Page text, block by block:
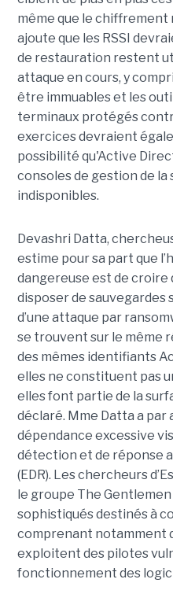
même que le chiffrement
ajoute que les RSSI
de restauration restent
attaque en cours, y
être immuables et les
terminaux protégés
exercices devraient
possibilité qu'Active
consoles de gestion de
indisponibles.
Devashri Datta,
estime pour sa part que
dangereuse est de croire
disposer de
d’une attaque par
se trouvent sur le même
des mêmes identifiants
elles ne constituent pas
elles font partie de la
déclaré. Mme Datta a par
dépendance excessive
détection et de réponse
(EDR). Les chercheurs
le groupe The
sophistiqués destinés à
comprenant notamment
exploitent des pilotes
fonctionnement des